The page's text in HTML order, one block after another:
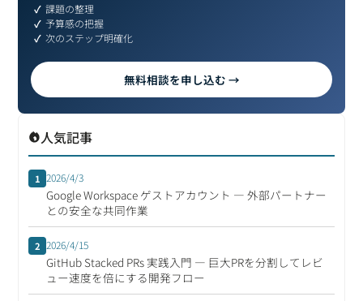
課題の整理
予算感の把握
次のステップ明確化
無料相談を申し込む →
人気記事
1 2026/4/3
Google Workspace ゲストアカウント ― 外部パートナー
との安全な共同作業
2 2026/4/15
GitHub Stacked PRs 実践入門 ― 巨大PRを分割してレビ
ュー速度を倍にする開発フロー